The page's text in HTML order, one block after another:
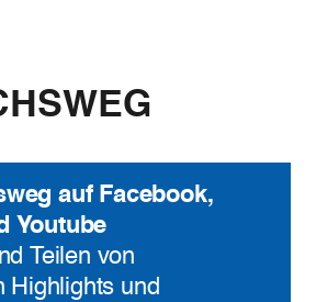
auf Facebook,
Youtube
Teilen von
Highlights und